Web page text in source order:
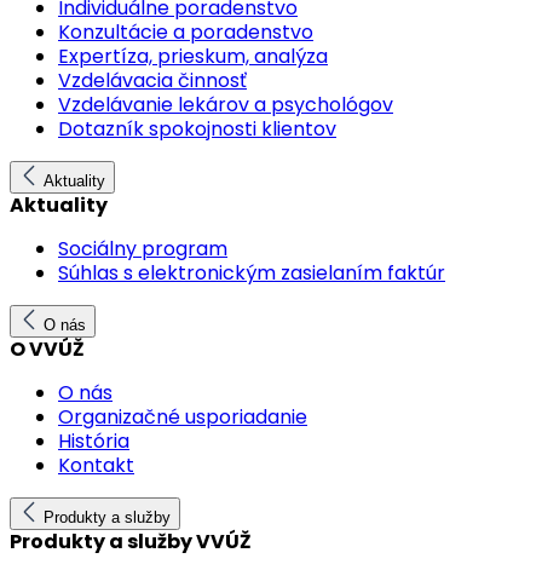
Individuálne poradenstvo
Konzultácie a poradenstvo
Expertíza, prieskum, analýza
Vzdelávacia činnosť
Vzdelávanie lekárov a psychológov
Dotazník spokojnosti klientov
Aktuality
Aktuality
Sociálny program
Súhlas s elektronickým zasielaním faktúr
O nás
O VVÚŽ
O nás
Organizačné usporiadanie
História
Kontakt
Produkty a služby
Produkty a služby VVÚŽ